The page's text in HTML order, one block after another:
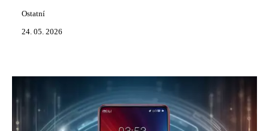
Ostatní
24. 05. 2026